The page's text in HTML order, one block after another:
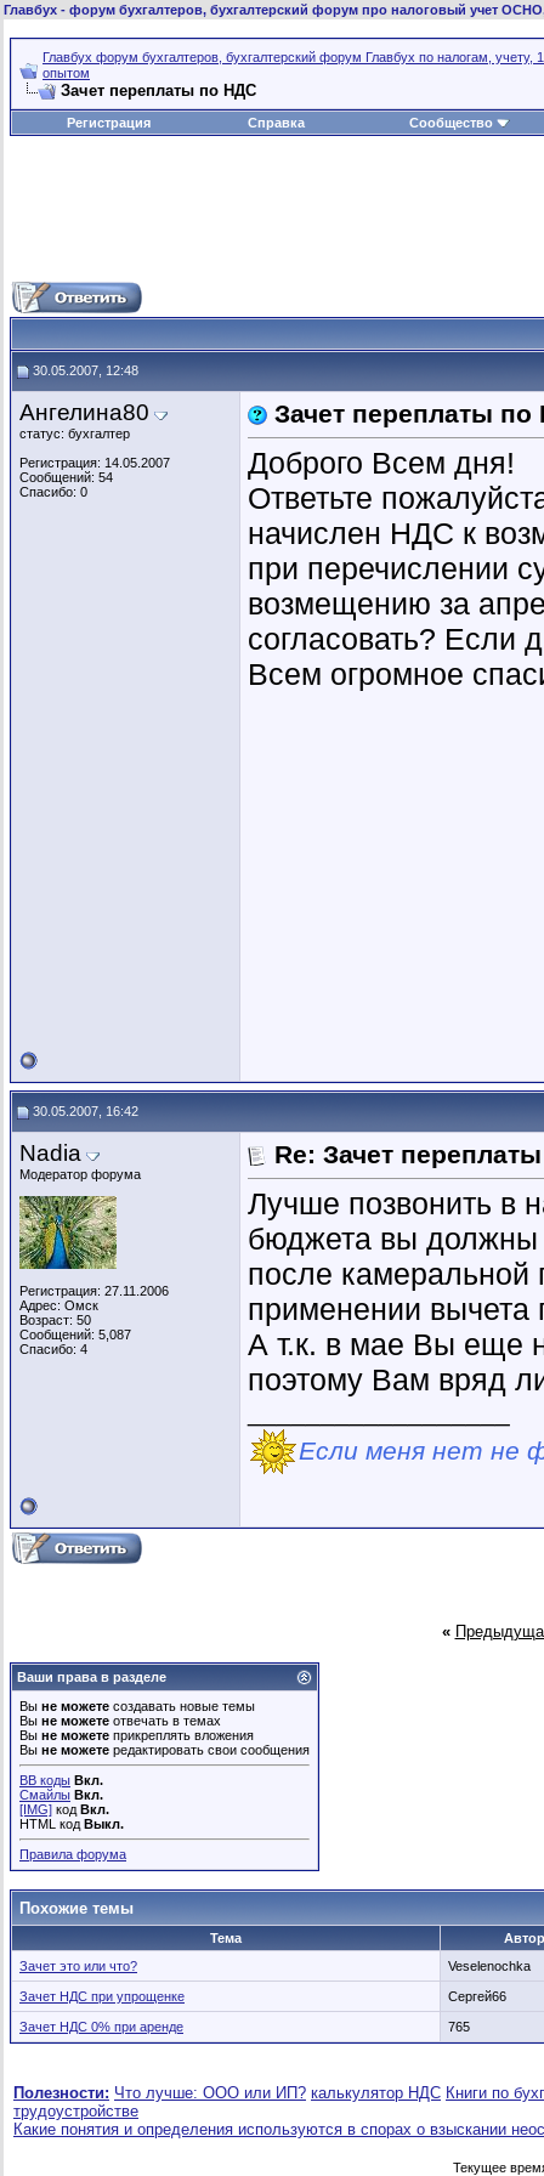
Главбух - форум бухгалтеров, бухгалтерский форум про налоговый учет
Главбух форум бухгалтеров, бухгалтерский форум Главбух по налогам, учету,
опытом
Зачет переплаты по НДС
Регистрация Справка Сообщество
30.05.2007, 12:48
Ангелина80
статус: бухгалтер
Регистрация: 14.05.2007
Сообщений: 54
Спасибо: 0
Зачет переплаты
Доброго Всем дня!
Ответьте
начислен НДС к
при перечислении
возмещению за
согласовать? Если
Всем огромное
30.05.2007, 16:42
Nadia
Модератор форума
Регистрация: 27.11.2006
Адрес: Омск
Возраст: 50
Сообщений: 5,087
Спасибо: 4
Re: Зачет
Лучше позвонить в
бюджета вы должны
после камеральной
применении
А т.к. в мае Вы еще
поэтому Вам вряд
Если меня нет не
«
Ваши права в разделе
Вы не можете создавать новые темы
Вы не можете отвечать в темах
Вы не можете прикреплять вложения
Вы не можете редактировать свои сообщения
BB коды Вкл.
Смайлы Вкл.
[IMG] код Вкл.
HTML код Выкл.
Правила форума
Похожие темы
Тема
Автор
Зачет это или что?
Veselenochka
Зачет НДС при упрощенке Сергей66
Зачет НДС 0% при аренде 765
Полезности: Что лучше: ООО или ИП? калькулятор НДС Книги по
трудоустройстве
Какие понятия и определения используются в спорах о взыскании
Текущее